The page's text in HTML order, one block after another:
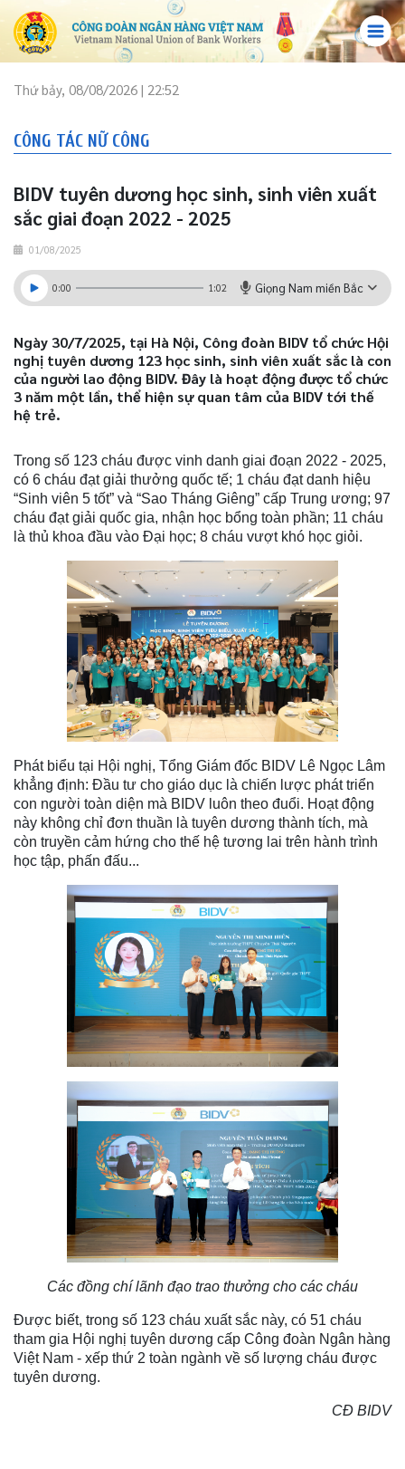
Thứ bảy, 08/08/2026 | 22:52
CÔNG TÁC NỮ CÔNG
BIDV tuyên dương học sinh, sinh viên xuất
sắc giai đoạn 2022 - 2025
01/08/2025
0:00 1:02 Giọng Nam miền Bắc
Ngày 30/7/2025, tại Hà Nội, Công đoàn BIDV tổ chức Hội
nghị tuyên dương 123 học sinh, sinh viên xuất sắc là con
của người lao động BIDV. Đây là hoạt động được tổ chức
3 năm một lần, thể hiện sự quan tâm của BIDV tới thế
hệ trẻ.
Trong số 123 cháu được vinh danh giai đoạn 2022 - 2025,
có 6 cháu đạt giải thưởng quốc tế; 1 cháu đạt danh hiệu
“Sinh viên 5 tốt” và “Sao Tháng Giêng” cấp Trung ương; 97
cháu đạt giải quốc gia, nhận học bổng toàn phần; 11 cháu
là thủ khoa đầu vào Đại học; 8 cháu vượt khó học giỏi.
Phát biểu tại Hội nghị, Tổng Giám đốc BIDV Lê Ngọc Lâm
khẳng định: Đầu tư cho giáo dục là chiến lược phát triển
con người toàn diện mà BIDV luôn theo đuổi. Hoạt động
này không chỉ đơn thuần là tuyên dương thành tích, mà
còn truyền cảm hứng cho thế hệ tương lai trên hành trình
học tập, phấn đấu...
Các đồng chí lãnh đạo trao thưởng cho các cháu
Được biết, trong số 123 cháu xuất sắc này, có 51 cháu
tham gia Hội nghị tuyên dương cấp Công đoàn Ngân hàng
Việt Nam - xếp thứ 2 toàn ngành về số lượng cháu được
tuyên dương.
CĐ BIDV